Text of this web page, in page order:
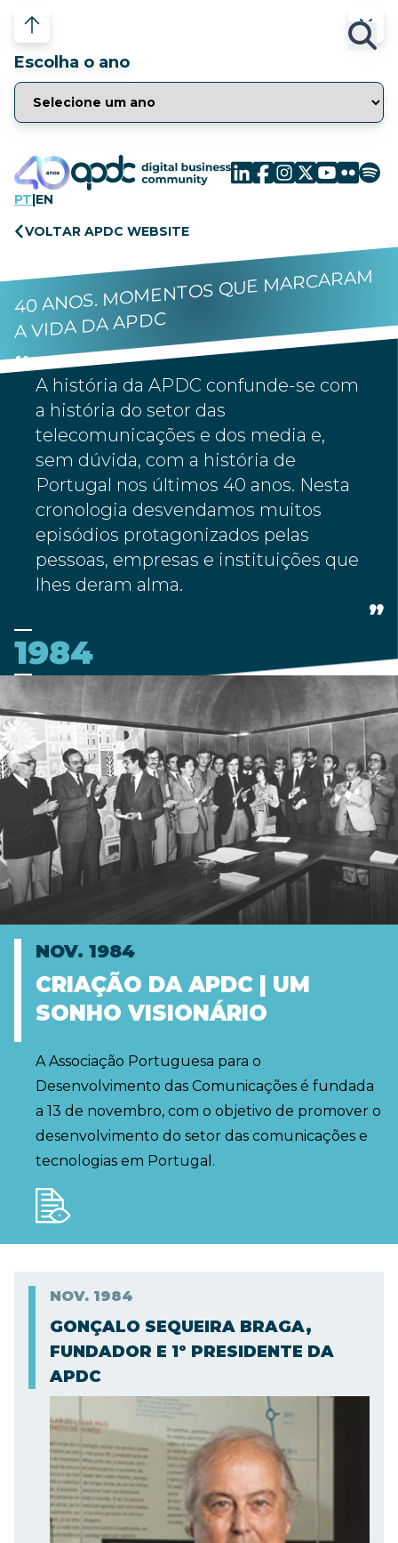
Escolha o ano
PT|EN
VOLTAR APDC WEBSITE
40 ANOS. MOMENTOS QUE MARCARAM
A VIDA DA APDC
A história da APDC confunde-se com
a história do setor das
telecomunicações e dos media e,
sem dúvida, com a história de
Portugal nos últimos 40 anos. Nesta
cronologia desvendamos muitos
episódios protagonizados pelas
pessoas, empresas e instituições que
lhes deram alma.
1984
NOV. 1984
CRIAÇÃO DA APDC | UM
SONHO VISIONÁRIO
A Associação Portuguesa para o
Desenvolvimento das Comunicações é fundada
a 13 de novembro, com o objetivo de promover o
desenvolvimento do setor das comunicações e
tecnologias em Portugal.
NOV. 1984
GONÇALO SEQUEIRA BRAGA,
FUNDADOR E 1º PRESIDENTE DA
APDC